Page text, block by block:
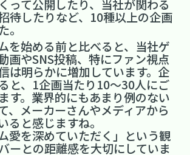
って公開したり、当社が関わる
待したりなど、10種以上の企画
。
を始める前と比べると、当社ゲ
画やSNS投稿、特にファン視点
は明らかに増加しています。企
と、1企画当たり10～30人にご
す。業界的にもあまり例のない
、メーカーさんやメディアから
ると感じますね。
愛を深めていただく」という観
ーとの距離感を大切にしていま